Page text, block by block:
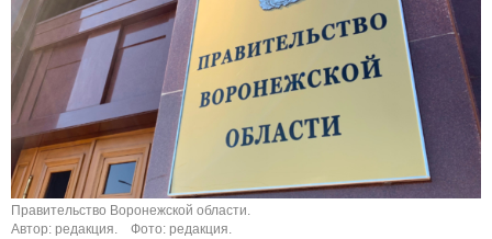
Правительство Воронежской области.
Автор: редакция.
Фото: редакция.